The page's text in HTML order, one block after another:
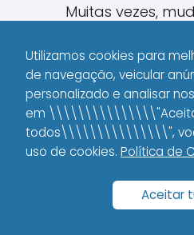
Muitas vezes,
o que pode
de aumento.
Utilizar o limite
descontrolada:
e acúmulo de
em nada na
você tá sempre
Utilizamos cookies para
de navegação, veicular
personalizado e analisar
em
todos\\\\\\\\\\\\\\\", você
uso de cookies. Política de
Aceitar